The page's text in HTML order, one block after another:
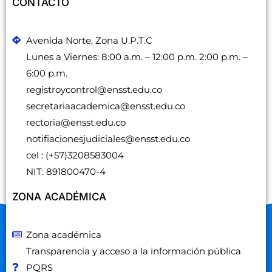
Avenida Norte, Zona U.P.T.C
Lunes a Viernes: 8:00 a.m. – 12:00 p.m. 2:00 p.m. –
6:00 p.m.
registroycontrol@ensst.edu.co
secretariaacademica@ensst.edu.co
rectoria@ensst.edu.co
notifiacionesjudiciales@ensst.edu.co
cel : (+57)3208583004
NIT: 891800470-4
ZONA ACADÉMICA
Zona académica
Transparencia y acceso a la información pública
PQRS